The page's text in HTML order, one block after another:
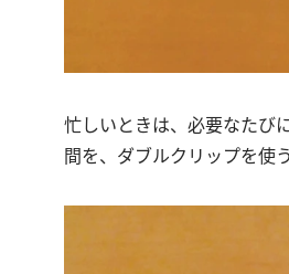
忙しいときは、必要なたび
間を、ダブルクリップを使